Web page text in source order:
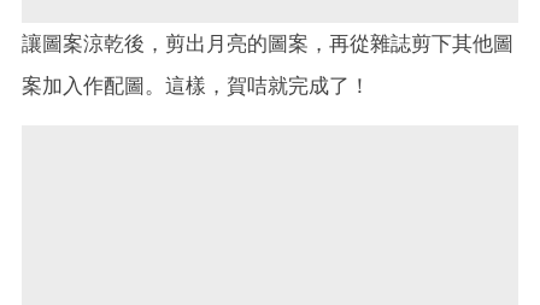
讓圖案涼乾後，剪出月亮的圖案，再從雜誌剪下其他圖
案加入作配圖。這樣，賀咭就完成了！